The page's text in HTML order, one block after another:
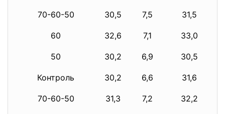
70-60-50 30,5 7,5 31,5
60 32,6 7,1 33,0
50 30,2 6,9 30,5
Контроль 30,2 6,6 31,6
70-60-50 31,3 7,2 32,2